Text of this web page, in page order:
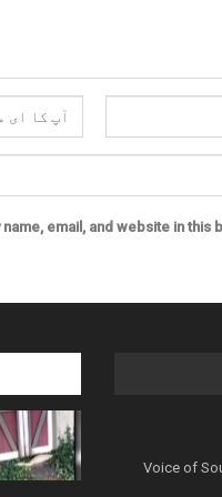
name, email, and website in
Voice of